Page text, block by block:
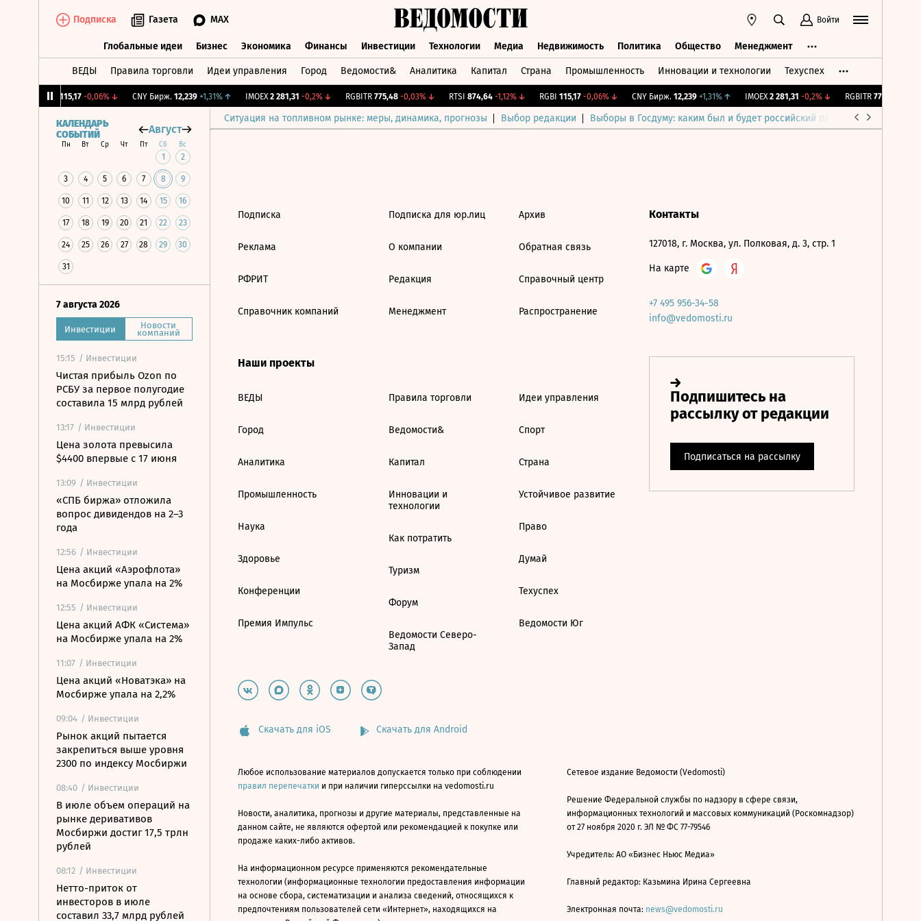
Подписка Газета MAX Войти
Глобальные идеи Бизнес Экономика Финансы Инвестиции Технологии Медиа Недвижимость Политика Общество Менеджмент
ВЕДЫ Правила торговли Идеи управления Город Ведомости& Аналитика Капитал Страна Промышленность Инновации и технологии Техуспех
115,17 -0,06%↓ CNY Бирж. 12,239 +1,31%↑ IMOEX 2 281,31 -0,2%↓ RGBITR 775,48 -0,03%↓ RTSI 874,64 -1,12%↓ RGBI 115,17 -0,06%↓ CNY Бирж. 12,239 +1,31%↑ IMOEX 2 281,31 -0,2%↓ RGBITR 775,48
Ситуация на топливном рынке: меры, динамика, прогнозы Выбор редакции Выборы в Госдуму: каким был и будет российский парламент
КАЛЕНДАРЬ
СОБЫТИЙ
Август
Пн Вт Ср Чт Пт Сб Вс
1 2
3 4 5 6 7 8 9
10 11 12 13 14 15 16
17 18 19 20 21 22 23
24 25 26 27 28 29 30
31
7 августа 2026
Инвестиции Новости
компаний
15:15 / Инвестиции
Чистая прибыль Ozon по
РСБУ за первое полугодие
составила 15 млрд рублей
13:17 / Инвестиции
Цена золота превысила
$4400 впервые с 17 июня
13:09 / Инвестиции
«СПБ биржа» отложила
вопрос дивидендов на 2–3
года
12:56 / Инвестиции
Цена акций «Аэрофлота»
на Мосбирже упала на 2%
12:55 / Инвестиции
Цена акций АФК «Система»
на Мосбирже упала на 2%
11:07 / Инвестиции
Цена акций «Новатэка» на
Мосбирже упала на 2,2%
09:04 / Инвестиции
Рынок акций пытается
закрепиться выше уровня
2300 по индексу Мосбиржи
08:40 / Инвестиции
В июле объем операций на
рынке деривативов
Мосбиржи достиг 17,5 трлн
рублей
08:12 / Инвестиции
Нетто-приток от
инвесторов в июле
составил 33,7 млрд рублей
Подписка
Реклама
РФРИТ
Справочник компаний
Подписка для юр.лиц
О компании
Редакция
Менеджмент
Архив
Обратная связь
Справочный центр
Распространение
Наши проекты
ВЕДЫ
Город
Аналитика
Промышленность
Наука
Здоровье
Конференции
Премия Импульс
Правила торговли
Ведомости&
Капитал
Инновации и
технологии
Как потратить
Туризм
Форум
Ведомости Северо-
Запад
Идеи управления
Спорт
Страна
Устойчивое развитие
Право
Думай
Техуспех
Ведомости Юг
Контакты
127018, г. Москва, ул. Полковая, д. 3, стр. 1
На карте
+7 495 956-34-58
info@vedomosti.ru
Скачать для iOS Скачать для Android
Любое использование материалов допускается только при соблюдении
правил перепечатки и при наличии гиперссылки на vedomosti.ru
Новости, аналитика, прогнозы и другие материалы, представленные на
данном сайте, не являются офертой или рекомендацией к покупке или
продаже каких-либо активов.
На информационном ресурсе применяются рекомендательные
технологии (информационные технологии предоставления информации
на основе сбора, систематизации и анализа сведений, относящихся к
предпочтениям пользователей сети «Интернет», находящихся на
Сетевое издание Ведомости (Vedomosti)
Решение Федеральной службы по надзору в сфере связи,
информационных технологий и массовых коммуникаций (Роскомнадзор)
от 27 ноября 2020 г. ЭЛ № ФС 77-79546
Учредитель: АО «Бизнес Ньюс Медиа»
Главный редактор: Казьмина Ирина Сергеевна
Электронная почта: news@vedomosti.ru